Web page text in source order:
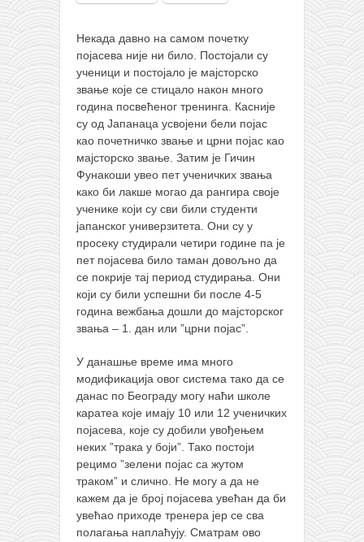
прота Воја
уместо твитера
календар српски
азбуки и књиге
Окинава карате
најновије на блогу
моје белешке
историја каратеа
бубиши
карате
кихон
наиханчи
кушанку
пасаи
темашивари
кобудо
нунчаку
бо
тонфа
саи
Некада давно на самом почетку
појасева није ни било. Постојали су
ученици и постојало је мајсторско
звање које се стицало након много
година посвећеног тренинга.
Касније
су од Јапанаца усвојени бели појас
као почетничко звање и црни појас као
мајсторско звање. Затим је Гичин
Фунакоши увео пет ученичких звања
како би лакше могао да рангира своје
ученике који су сви били студенти
јапанског универзитета. Они су у
просеку студирали четири године па је
пет појасева било таман довољно да
се покрије тај период студирања. Они
који су били успешни би после 4-5
година вежбања дошли до мајсторског
звања – 1. дан или ”црни појас”.
У данашње време има много
модификација овог система тако да се
данас по Београду могу наћи школе
каратеа које имају 10 или 12 ученичких
појасева, које су добили увођењем
неких ”трака у боји”. Тако постоји
рецимо ”зелени појас са жутом
траком” и слично. Не могу а да не
кажем да је број појасева увећан да би
увећао приходе тренера јер се сва
полагања наплаћују. Сматрам ово